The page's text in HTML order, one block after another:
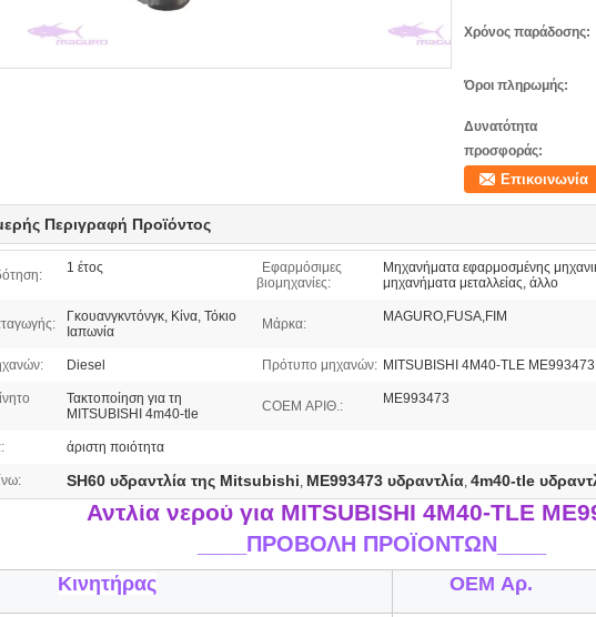
Χρόνος παράδοσης:
Όροι πληρωμής:
Δυνατότητα
προσφοράς:
Επικοινωνία
Περιγραφή Προϊόντος
1 έτος
Εφαρμόσιμες
βιομηχανίες:
Μηχανήματα εφαρμοσμένης
μηχανήματα μεταλλείας, άλλο
Γκουανγκντόνγκ, Κίνα, Τόκιο
Ιαπωνία
Μάρκα: MAGURO,FUSA,FIM
Diesel Πρότυπο μηχανών: MITSUBISHI 4M40-TLE ME993473
Τακτοποίηση για τη
MITSUBISHI 4m40-tle
COEM ΑΡΙΘ.: ME993473
άριστη ποιότητα
SH60 υδραντλία της Mitsubishi, ME993473 υδραντλία, 4m40-tle
Αντλία νερού για MITSUBISHI 4M40-TLE
ΠΡΟΒΟΛΗ ΠΡΟΪΟΝΤΩΝ____
Κινητήρας OEM Αρ.